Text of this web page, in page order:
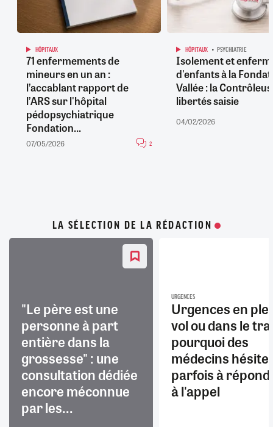
HÔPITAUX
71 enfermements de
mineurs en un an :
l’accablant rapport de
l’ARS sur l'hôpital
pédopsychiatrique
Fondation...
07/05/2026 2
HÔPITAUX PSYCHIATRIE
Isolement et
d'enfants à la
Vallée : la
libertés saisie
04/02/2026
LA SÉLECTION DE LA RÉDACTION
"Le père est une
personne à part
entière dans la
grossesse" : une
consultation dédiée
encore méconnue
par les...
URGENCES
Urgences en
vol ou dans le
pourquoi des
médecins
parfois à
à l'appel